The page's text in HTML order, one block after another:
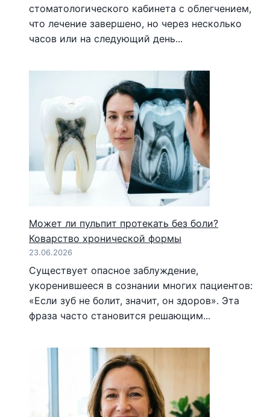
стоматологического кабинета с облегчением,
что лечение завершено, но через несколько
часов или на следующий день...
Может ли пульпит протекать без боли?
Коварство хронической формы
23.06.2026
Существует опасное заблуждение,
укоренившееся в сознании многих пациентов:
«Если зуб не болит, значит, он здоров». Эта
фраза часто становится решающим...